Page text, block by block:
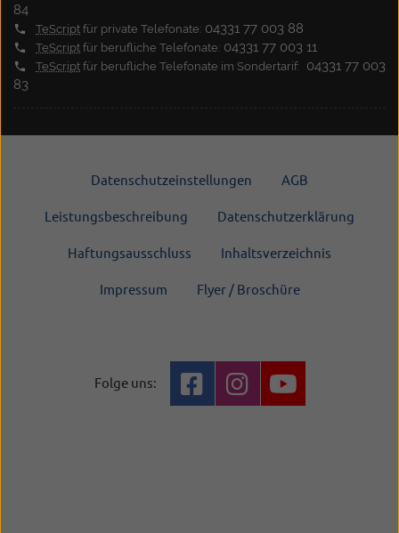
84
TeScript für private Telefonate: 04331 77 003 88
TeScript für berufliche Telefonate: 04331 77 003 11
TeScript für berufliche Telefonate im Sondertarif: 04331 77 003
83
Datenschutzeinstellungen AGB
Leistungsbeschreibung Datenschutzerklärung
Haftungsausschluss Inhaltsverzeichnis
Impressum Flyer / Broschüre
Folge uns: